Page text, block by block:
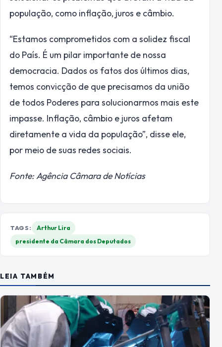
população, como inflação, juros e câmbio.
“Estamos comprometidos com a solidez fiscal
do País. É um pilar importante de nossa
democracia. Dados os fatos dos últimos dias,
temos convicção de que precisamos da união
de todos Poderes para solucionarmos mais este
impasse. Inflação, câmbio e juros afetam
diretamente a vida da população”, disse ele,
por meio de suas redes sociais.
Fonte: Agência Câmara de Notícias
TAGS:
Arthur Lira
presidente da Câmara dos Deputados
LEIA TAMBÉM